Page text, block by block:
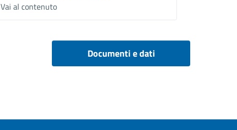
Vai al contenuto
Documenti e dati